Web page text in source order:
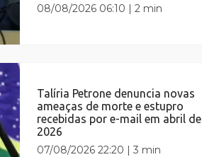
08/08/2026 06:10 |2 min
Talíria Petrone denuncia novas
ameaças de morte e estupro
recebidas por e-mail em abril de
2026
07/08/2026 22:20 |3 min